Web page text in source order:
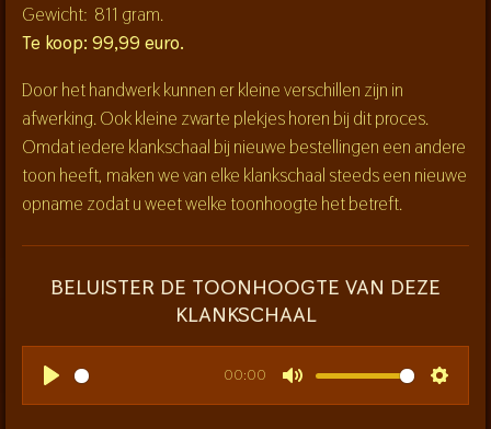
Gewicht: 811 gram.
Te koop: 99,99 euro.
Door het handwerk kunnen er kleine verschillen zijn in
afwerking. Ook kleine zwarte plekjes horen bij dit proces.
Omdat iedere klankschaal bij nieuwe bestellingen een andere
toon heeft, maken we van elke klankschaal steeds een nieuwe
opname zodat u weet welke toonhoogte het betreft.
BELUISTER DE TOONHOOGTE VAN DEZE
KLANKSCHAAL
P
00:00
M
S